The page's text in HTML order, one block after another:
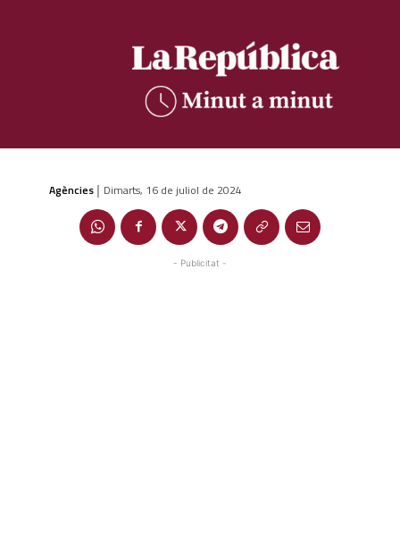
Agències | Dimarts, 16 de juliol de 2024
- Publicitat -